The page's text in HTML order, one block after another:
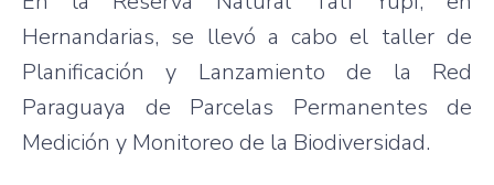
Hernandarias, se llevó a cabo el taller de
Planificación y Lanzamiento de la Red
Paraguaya de Parcelas Permanentes de
Medición y Monitoreo de la Biodiversidad.